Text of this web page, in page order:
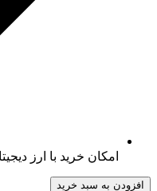
امکان خرید با ارز
افزودن به سبد خرید